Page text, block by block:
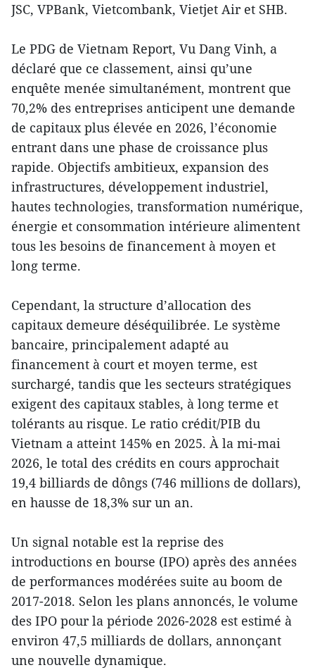
JSC, VPBank, Vietcombank, Vietjet Air et SHB.
Le PDG de Vietnam Report, Vu Dang Vinh, a
déclaré que ce classement, ainsi qu’une
enquête menée simultanément, montrent que
70,2% des entreprises anticipent une demande
de capitaux plus élevée en 2026, l’économie
entrant dans une phase de croissance plus
rapide. Objectifs ambitieux, expansion des
infrastructures, développement industriel,
hautes technologies, transformation numérique,
énergie et consommation intérieure alimentent
tous les besoins de financement à moyen et
long terme.
Cependant, la structure d’allocation des
capitaux demeure déséquilibrée. Le système
bancaire, principalement adapté au
financement à court et moyen terme, est
surchargé, tandis que les secteurs stratégiques
exigent des capitaux stables, à long terme et
tolérants au risque. Le ratio crédit/PIB du
Vietnam a atteint 145% en 2025. À la mi-mai
2026, le total des crédits en cours approchait
19,4 billiards de dôngs (746 millions de dollars),
en hausse de 18,3% sur un an.
Un signal notable est la reprise des
introductions en bourse (IPO) après des années
de performances modérées suite au boom de
2017-2018. Selon les plans annoncés, le volume
des IPO pour la période 2026-2028 est estimé à
environ 47,5 milliards de dollars, annonçant
une nouvelle dynamique.